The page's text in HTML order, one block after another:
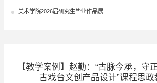
美术学院2026届研究生毕业作品展
【教学案例】赵勤：“古脉今承，
古戏台文创产品设计”课程思政